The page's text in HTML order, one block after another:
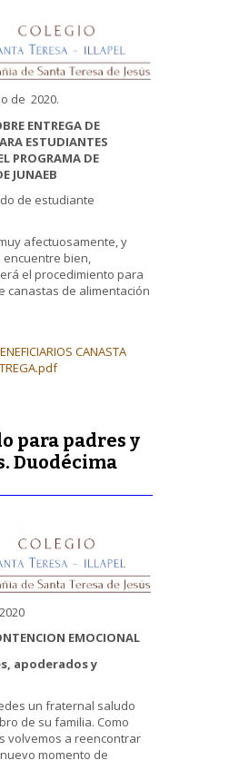
de 2020.
ENTREGA DE
ESTUDIANTES
PROGRAMA DE
JUNAEB
de estudiante
afectuosamente, y
bien,
el procedimiento para
canastas de alimentación
CANASTA
para padres y
Duodécima
EMOCIONAL
apoderados y
un fraternal saludo
de su familia. Como
volvemos a reencontrar
momento de